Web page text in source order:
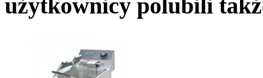
użytkownicy polubili